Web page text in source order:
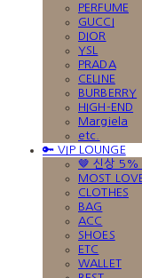
PERFUME
GUCCI
DIOR
YSL
PRADA
CELINE
BURBERRY
HIGH-END
Margiela
etc.
🔑 VIP LOUNGE
🤎 신상 5%
MOST
CLOTHES
BAG
ACC
SHOES
ETC
WALLET